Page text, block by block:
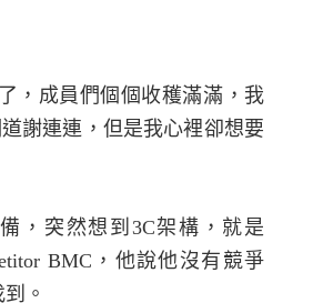
，成員們個個收穫滿滿，我
謝連連，但是我心裡卻想要
，突然想到 3C架構，就是
BMC ，他說他沒有競爭
。